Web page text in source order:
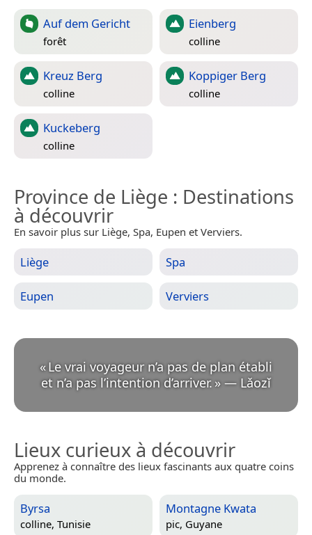
Auf dem Gericht
forêt
Eienberg
colline
Kreuz Berg
colline
Koppiger Berg
colline
Kuckeberg
colline
Province de Liège : Destinations
à découvrir
En savoir plus sur Liège, Spa, Eupen et Verviers.
Liège Spa
Eupen Verviers
«Le vrai voyageur n’a pas de plan établi
et n’a pas l’intention d’arriver. » — Lǎozǐ
Lieux curieux à découvrir
Apprenez à connaître des lieux fascinants aux quatre coins
du monde.
Byrsa
colline, Tunisie
Montagne Kwata
pic, Guyane